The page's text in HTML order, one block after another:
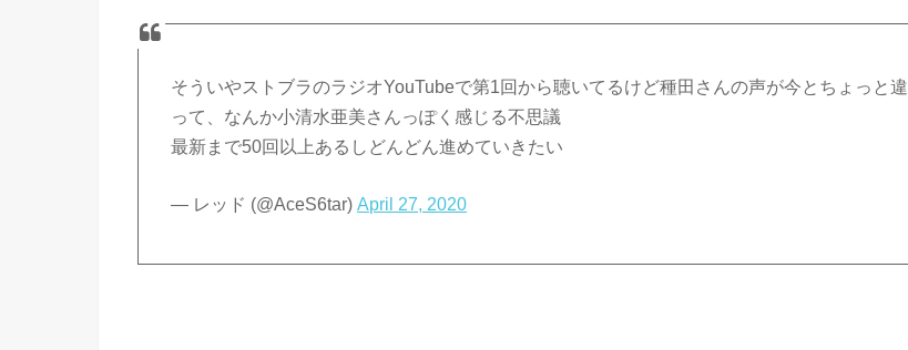
そういやストブラのラジオYouTubeで第1回から聴いてるけど種田さんの声が今とちょっと違
って、なんか小清水亜美さんっぽく感じる不思議
最新まで50回以上あるしどんどん進めていきたい
— レッド (@AceS6tar)April 27, 2020